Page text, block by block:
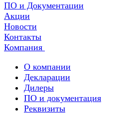
ПО и Документации
Акции
Новости
Контакты
Компания
О компании
Декларации
Дилеры
ПО и документация
Реквизиты